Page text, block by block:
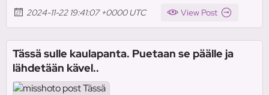
2024-11-22 19:41:07 +0000 UTC View Post
Tässä sulle kaulapanta. Puetaan se päälle ja
lähdetään kävel..